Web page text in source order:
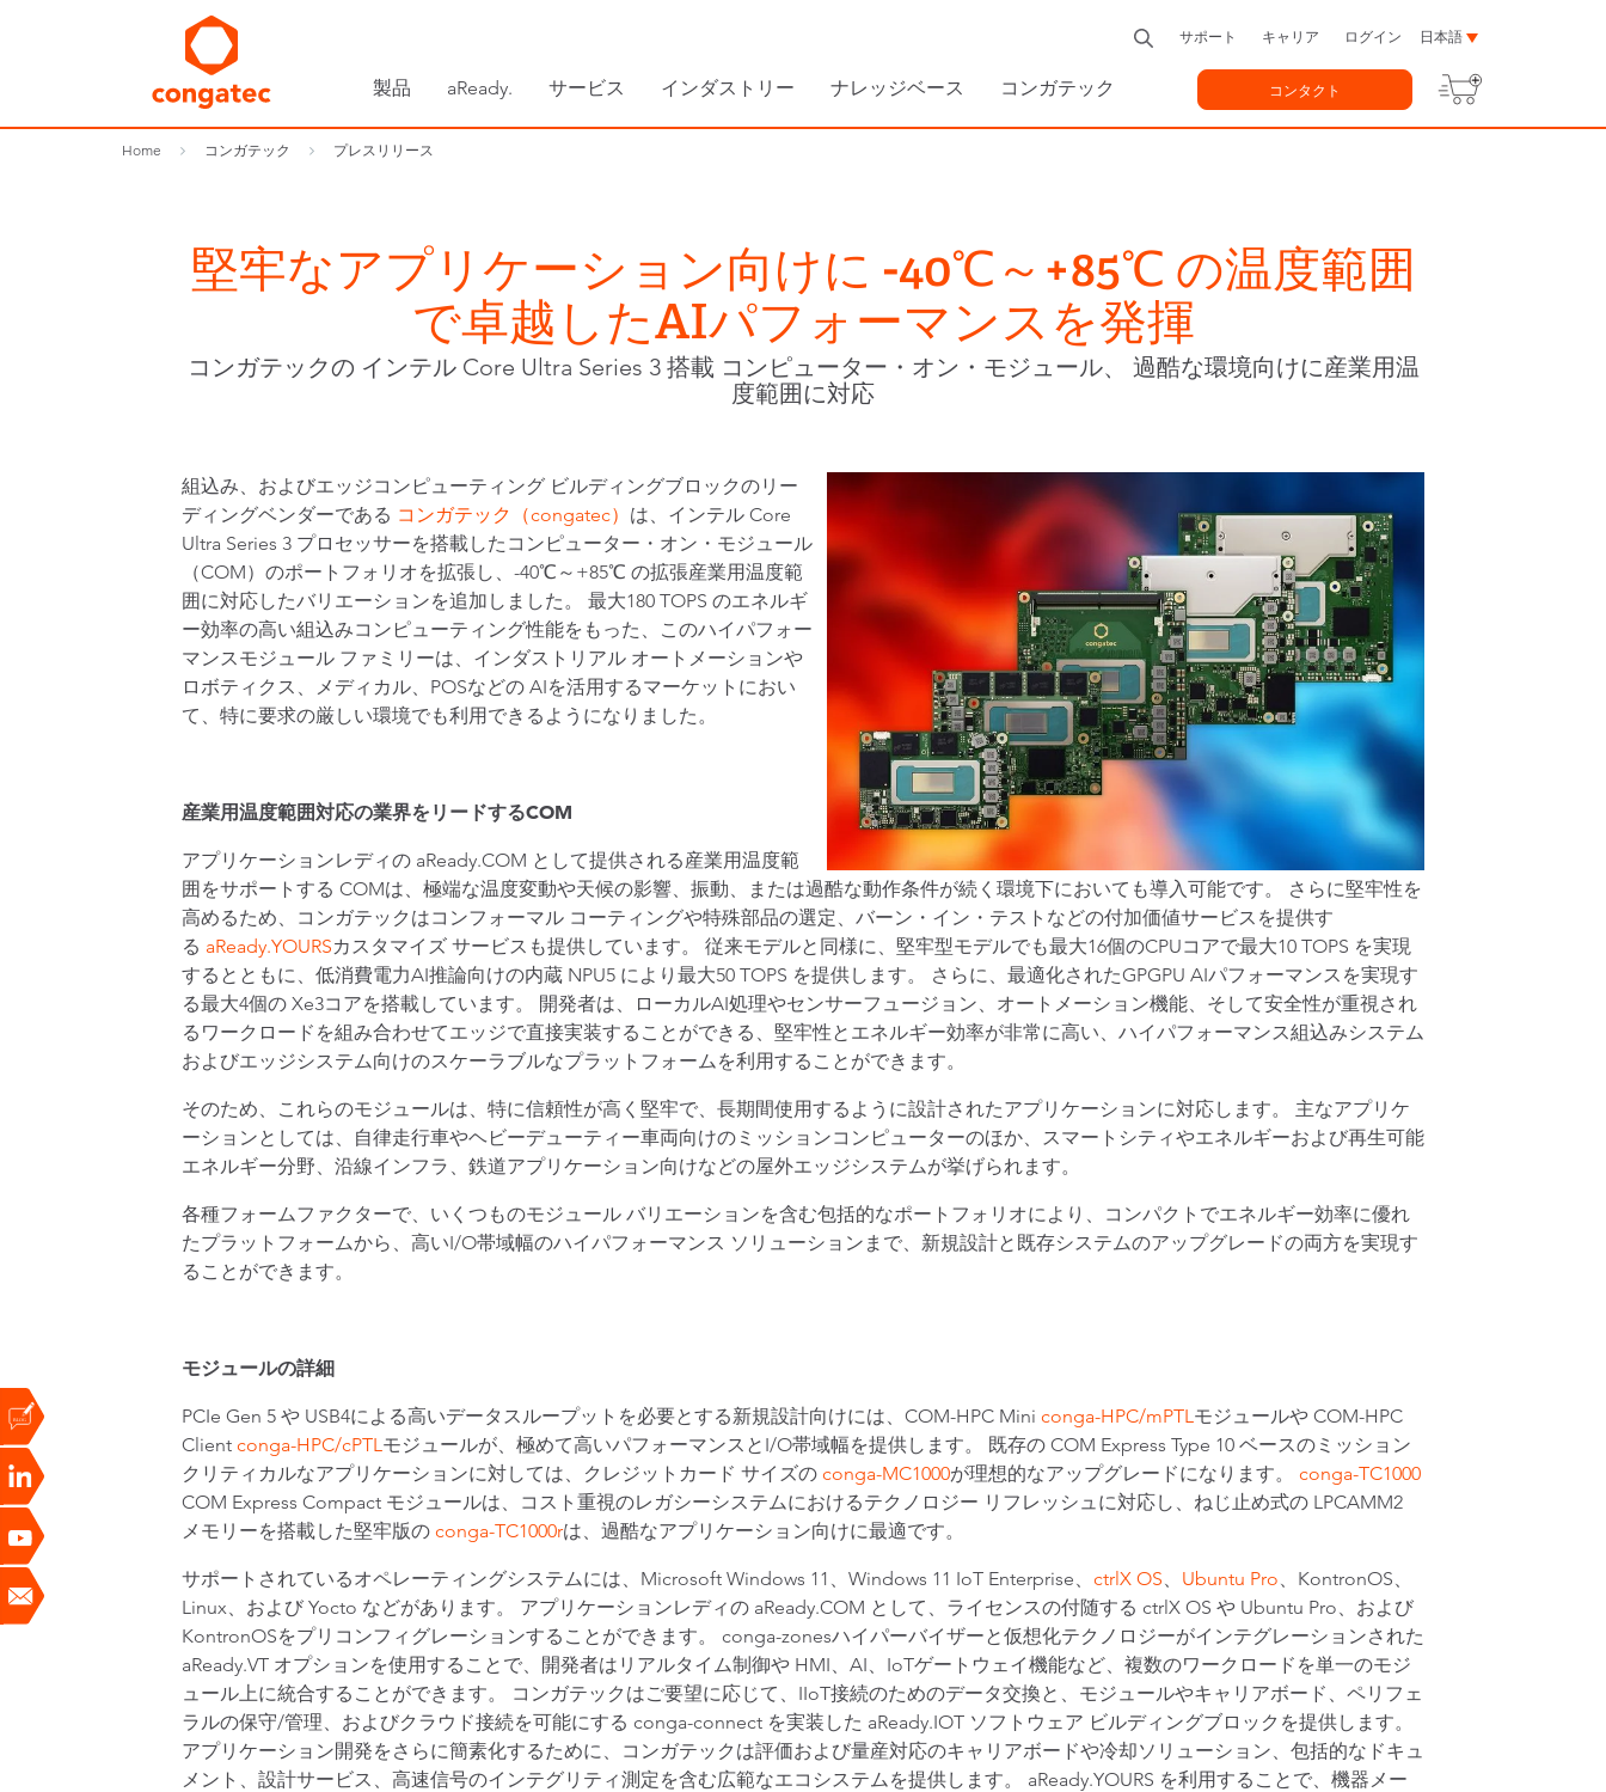
製品 aReady. サービス インダストリー ナレッジベース コンガテック
サポート キャリア ログイン 日本語
コンタクト
Home コンガテック プレスリリース
堅牢なアプリケーション向けに -40℃～+85℃ の温度範囲
で卓越したAIパフォーマンスを発揮
コンガテックの インテル Core Ultra Series 3 搭載 コンピューター・オン・モジュール、 過酷な環境向けに産業用温
度範囲に対応
組込み、およびエッジコンピューティング ビルディングブロックのリー
ディングベンダーである コンガテック（congatec） は、インテル Core
Ultra Series 3 プロセッサーを搭載したコンピューター・オン・モジュール
（COM）のポートフォリオを拡張し、-40℃～+85℃ の拡張産業用温度範
囲に対応したバリエーションを追加しました。 最大180 TOPS のエネルギ
ー効率の高い組込みコンピューティング性能をもった、このハイパフォー
マンスモジュール ファミリーは、インダストリアル オートメーションや
ロボティクス、メディカル、POSなどの AIを活用するマーケットにおい
て、特に要求の厳しい環境でも利用できるようになりました。
産業用温度範囲対応の業界をリードするCOM
アプリケーションレディの aReady.COM として提供される産業用温度範
囲をサポートする COMは、極端な温度変動や天候の影響、振動、または過酷な動作条件が続く環境下においても導入可能です。 さらに堅牢性を
高めるため、コンガテックはコンフォーマル コーティングや特殊部品の選定、バーン・イン・テストなどの付加価値サービスを提供す
る aReady.YOURSカスタマイズ サービスも提供しています。 従来モデルと同様に、堅牢型モデルでも最大16個のCPUコアで最大10 TOPS を実現
するとともに、低消費電力AI推論向けの内蔵 NPU5 により最大50 TOPS を提供します。 さらに、最適化されたGPGPU AIパフォーマンスを実現す
る最大4個の Xe3コアを搭載しています。 開発者は、ローカルAI処理やセンサーフュージョン、オートメーション機能、そして安全性が重視され
るワークロードを組み合わせてエッジで直接実装することができる、堅牢性とエネルギー効率が非常に高い、ハイパフォーマンス組込みシステム
およびエッジシステム向けのスケーラブルなプラットフォームを利用することができます。
そのため、これらのモジュールは、特に信頼性が高く堅牢で、長期間使用するように設計されたアプリケーションに対応します。 主なアプリケ
ーションとしては、自律走行車やヘビーデューティー車両向けのミッションコンピューターのほか、スマートシティやエネルギーおよび再生可能
エネルギー分野、沿線インフラ、鉄道アプリケーション向けなどの屋外エッジシステムが挙げられます。
各種フォームファクターで、いくつものモジュール バリエーションを含む包括的なポートフォリオにより、コンパクトでエネルギー効率に優れ
たプラットフォームから、高いI/O帯域幅のハイパフォーマンス ソリューションまで、新規設計と既存システムのアップグレードの両方を実現す
ることができます。
モジュールの詳細
PCIe Gen 5 や USB4による高いデータスループットを必要とする新規設計向けには、COM-HPC Mini conga-HPC/mPTLモジュールや COM-HPC
Client conga-HPC/cPTLモジュールが、極めて高いパフォーマンスとI/O帯域幅を提供します。 既存の COM Express Type 10 ベースのミッション
クリティカルなアプリケーションに対しては、クレジットカード サイズの conga-MC1000が理想的なアップグレードになります。 conga-TC1000
COM Express Compact モジュールは、コスト重視のレガシーシステムにおけるテクノロジー リフレッシュに対応し、ねじ止め式の LPCAMM2
メモリーを搭載した堅牢版の conga-TC1000rは、過酷なアプリケーション向けに最適です。
サポートされているオペレーティングシステムには、Microsoft Windows 11、Windows 11 IoT Enterprise、 ctrlX OS、 Ubuntu Pro、KontronOS、
Linux、および Yocto などがあります。 アプリケーションレディの aReady.COM として、ライセンスの付随する ctrlX OS や Ubuntu Pro、および
KontronOSをプリコンフィグレーションすることができます。 conga-zonesハイパーバイザーと仮想化テクノロジーがインテグレーションされた
aReady.VT オプションを使用することで、開発者はリアルタイム制御や HMI、AI、IoTゲートウェイ機能など、複数のワークロードを単一のモジ
ュール上に統合することができます。 コンガテックはご要望に応じて、IIoT接続のためのデータ交換と、モジュールやキャリアボード、ペリフェ
ラルの保守/管理、およびクラウド接続を可能にする conga-connect を実装した aReady.IOT ソフトウェア ビルディングブロックを提供します。
アプリケーション開発をさらに簡素化するために、コンガテックは評価および量産対応のキャリアボードや冷却ソリューション、包括的なドキュ
メント、設計サービス、高速信号のインテグリティ測定を含む広範なエコシステムを提供します。 aReady.YOURS を利用することで、機器メー